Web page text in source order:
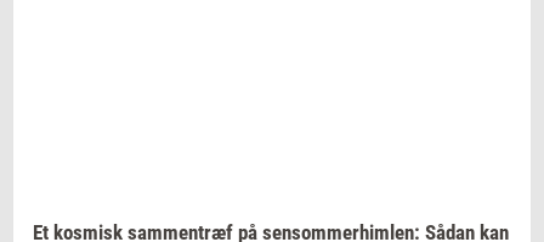
Et kos­misk sam­men­træf på sen­som­mer­him­len: Sådan kan